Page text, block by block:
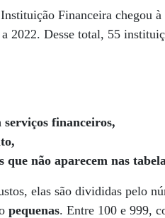
Financeira chegou
2022. Desse total, 55
serviços financeiros,
não aparecem nas
elas são divididas pelo
pequenas. Entre 100 e 999,